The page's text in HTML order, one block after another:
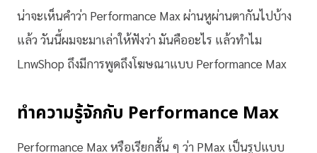
น่าจะเห็นคำว่า Performance Max ผ่านหูผ่านตากันไปบ้าง
แล้ว วันนี้ผมจะมาเล่าให้ฟังว่า มันคืออะไร แล้วทำไม
LnwShop ถึงมีการพูดถึงโฆษณาแบบ Performance Max
ทำความรู้จักกับ Performance Max
Performance Max หรือเรียกสั้น ๆ ว่า PMax เป็นรูปแบบ